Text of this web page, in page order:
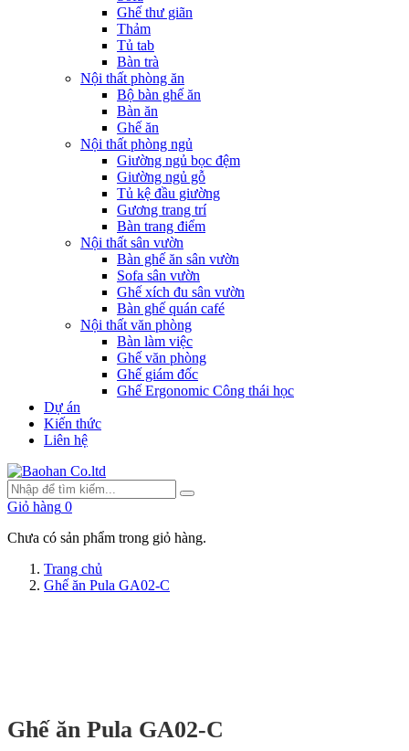
Ghế thư giãn
Thảm
Tủ tab
Bàn trà
Nội thất phòng ăn
Bộ bàn ghế ăn
Bàn ăn
Ghế ăn
Nội thất phòng ngủ
Giường ngủ bọc đệm
Giường ngủ gỗ
Tủ kệ đầu giường
Gương trang trí
Bàn trang điểm
Nội thất sân vườn
Bàn ghế ăn sân vườn
Sofa sân vườn
Ghế xích đu sân vườn
Bàn ghế quán café
Nội thất văn phòng
Bàn làm việc
Ghế văn phòng
Ghế giám đốc
Ghế Ergonomic Công thái học
Dự án
Kiến thức
Liên hệ
Giỏ hàng 0
Chưa có sản phẩm trong giỏ hàng.
Trang chủ
Ghế ăn Pula GA02-C
Ghế ăn Pula GA02-C